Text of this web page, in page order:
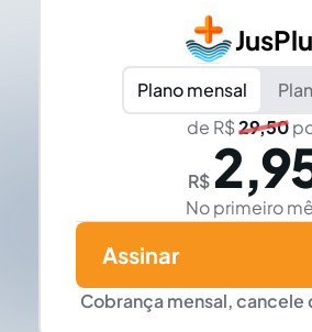
Plano mensal
de R$29,50
R$
No primeiro
Cobrança mensal, cancele
Assinar